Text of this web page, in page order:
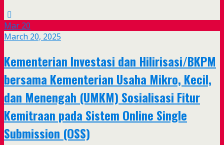
Mar 20
March 20, 2025
Kementerian Investasi dan Hilirisasi/BKPM
bersama Kementerian Usaha Mikro, Kecil,
dan Menengah (UMKM) Sosialisasi Fitur
Kemitraan pada Sistem Online Single
Submission (OSS)